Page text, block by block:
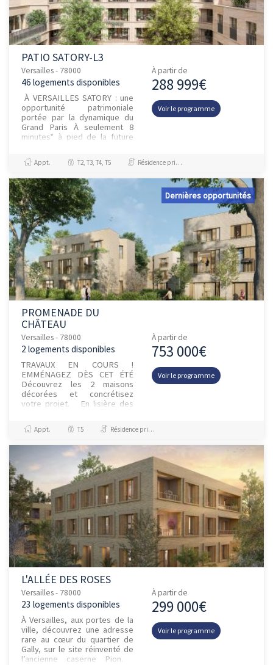
PATIO SATORY-L3
Versailles - 78000
46 logements disponibles
À VERSAILLES SATORY : une
opportunité patrimoniale
portée par la dynamique du
Grand Paris À seulement 8
minutes* à pied de la future
PROMOTION lance...
À partir de
288 999€
Voir le programme
Appt. T2, T3, T4, T5 Résidence principale / PTZ, Investissement et Défiscalisation
Dernières opportunités
PROMENADE DU
CHÂTEAU
Versailles - 78000
2 logements disponibles
TRAVAUX EN COURS !
EMMÉNAGEZ DÈS CET ÉTÉ
Découvrez les 2 maisons
décorées et concrétisez
votre projet. En lisière des
Versailles, le Quartier de Gally
est un nouve...
À partir de
753 000€
Voir le programme
Appt. T5 Résidence principale / PTZ
L'ALLÉE DES ROSES
Versailles - 78000
23 logements disponibles
À Versailles, aux portes de la
ville, découvrez une adresse
rare au cœur du quartier de
Gally, sur le site réinventé de
l’ancienne caserne Pion.
À partir de
299 000€
Voir le programme